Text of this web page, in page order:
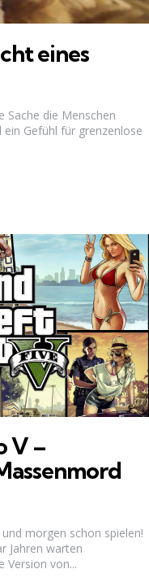
eines
Sache die Menschen
Gefühl für grenzenlose
V –
morgen schon spielen!
Jahren warten
Version von...